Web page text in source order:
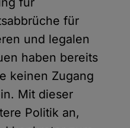
für
und legalen
haben bereits
keinen Zugang
Mit dieser
Politik an,